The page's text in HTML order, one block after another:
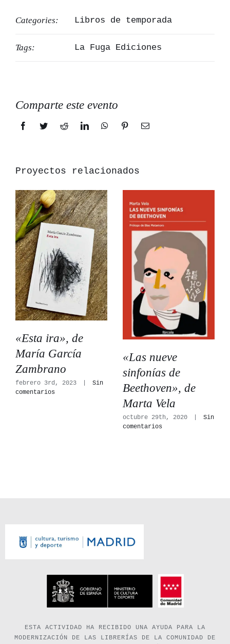
Categories: Libros de temporada
Tags: La Fuga Ediciones
Comparte este evento
FacebookTwitterRedditLinkedInWhatsAppPinterestCorreo
Proyectos relacionados
«Esta ira», de
María García
Zambrano
febrero 3rd, 2023
Sin
comentarios
«Las nueve
sinfonías de
Beethoven», de
Marta Vela
octubre 29th, 2020
Sin
comentarios
ESTA ACTIVIDAD HA RECIBIDO UNA AYUDA PARA LA
MODERNIZACIÓN DE LAS LIBRERÍAS DE LA COMUNIDAD DE